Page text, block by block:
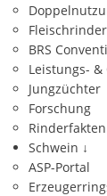
Fleischrinder
BRS
Leistungs-
Jungzüchter
Forschung
Rinderfakten
Schwein ↓
ASP-Portal